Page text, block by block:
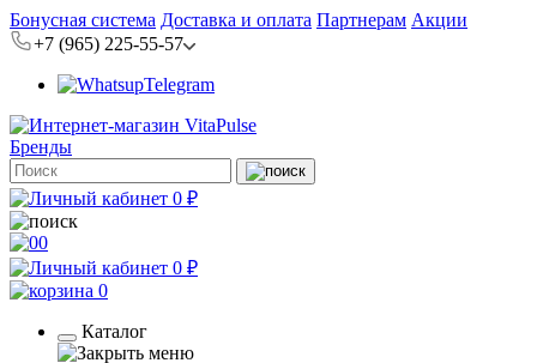
Бонусная система Доставка и оплата Партнерам Акции
+7 (965) 225-55-57
Telegram
Бренды
0 ₽
0
0 ₽
0
Каталог